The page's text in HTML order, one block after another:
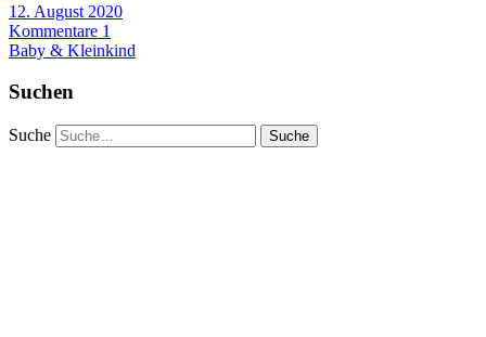
12. August 2020
Kommentare 1
Baby & Kleinkind
Suchen
Suche